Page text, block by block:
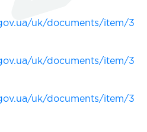
uk/documents/item/3
uk/documents/item/3
uk/documents/item/3